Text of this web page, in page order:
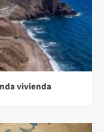
vivienda